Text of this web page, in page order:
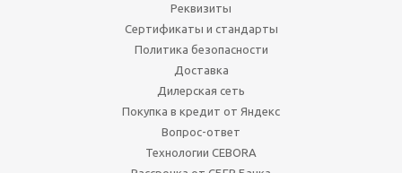
Реквизиты
Сертификаты и стандарты
Политика безопасности
Доставка
Дилерская сеть
Покупка в кредит от Яндекс
Вопрос-ответ
Технологии CEBORA